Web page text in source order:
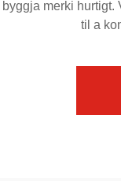
merki
til a